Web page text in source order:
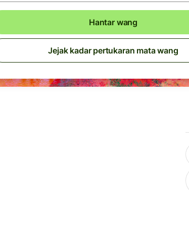
Hantar wang
Jejak kadar pertukaran mata wang